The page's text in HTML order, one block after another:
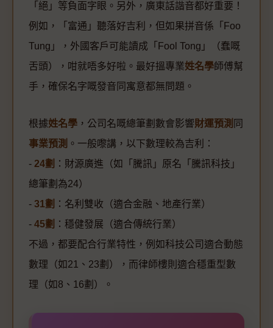
「絕」等負面字眼。另外，廣東話諧音都好重要！
例如，「富通」聽落好吉利，但如果拼音係「Foo
Tung」，外國客戶可能讀成「Fool Tong」（蠢嘅
舌頭），咁就唔多好啦。最好搵專業姓名學師傅幫
手，確保名字嘅發音同寓意都無問題。
根據姓名學 ，公司名嘅總筆劃數會影響財運預測 同
事業預測 。一般嚟講，以下數理較為吉利：
- 24劃
：財源廣進（如「騰訊」原名「騰訊科技」
總筆劃為24）
- 31劃
：名利雙收（適合金融、地產行業）
- 45劃
：穩健發展（適合傳統行業）
不過，都要配合行業特性，例如科技公司適合動態
數理（如21、23劃），而律師樓則適合穩重型數
理（如8、16劃）。